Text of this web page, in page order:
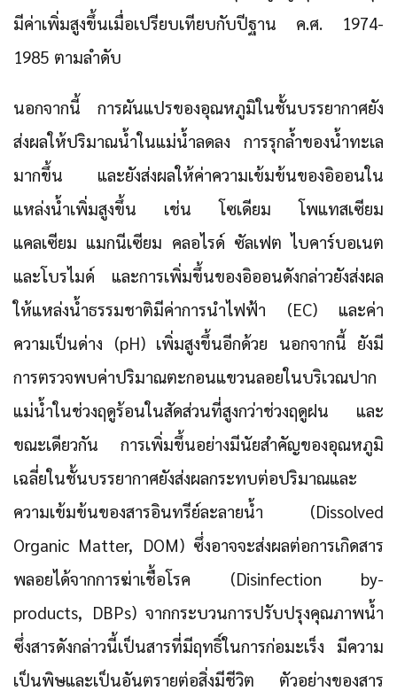
มีค่าเพิ่มสูงขึ้นเมื่อเปรียบเทียบกับปีฐาน ค.ศ. 1974-
1985 ตามลำดับ
นอกจากนี้ การผันแปรของอุณหภูมิในชั้นบรรยากาศยัง
ส่งผลให้ปริมาณน้ำในแม่น้ำลดลง การรุกล้ำของน้ำทะเล
มากขึ้น และยังส่งผลให้ค่าความเข้มข้นของอิออนใน
แหล่งน้ำเพิ่มสูงขึ้น เช่น โซเดียม โพแทสเซียม
แคลเซียม แมกนีเซียม คลอไรด์ ซัลเฟต ไบคาร์บอเนต
และโบรไมด์ และการเพิ่มขึ้นของอิออนดังกล่าวยังส่งผล
ให้แหล่งน้ำธรรมชาติมีค่าการนำไฟฟ้า (EC) และค่า
ความเป็นด่าง (pH) เพิ่มสูงขึ้นอีกด้วย นอกจากนี้ ยังมี
การตรวจพบค่าปริมาณตะกอนแขวนลอยในบริเวณปาก
แม่น้ำในช่วงฤดูร้อนในสัดส่วนที่สูงกว่าช่วงฤดูฝน และ
ขณะเดียวกัน การเพิ่มขึ้นอย่างมีนัยสำคัญของอุณหภูมิ
เฉลี่ยในชั้นบรรยากาศยังส่งผลกระทบต่อปริมาณและ
ความเข้มข้นของสารอินทรีย์ละลายน้ำ (Dissolved
Organic Matter, DOM) ซึ่งอาจจะส่งผลต่อการเกิดสาร
พลอยได้จากการฆ่าเชื้อโรค (Disinfection by-
products, DBPs) จากกระบวนการปรับปรุงคุณภาพน้ำ
ซึ่งสารดังกล่าวนี้เป็นสารที่มีฤทธิ์ในการก่อมะเร็ง มีความ
เป็นพิษและเป็นอันตรายต่อสิ่งมีชีวิต ตัวอย่างของสาร